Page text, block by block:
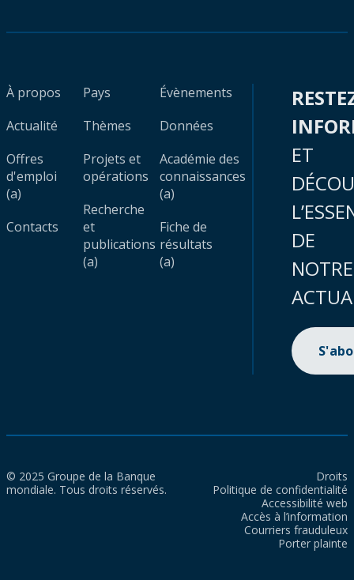
À propos
Actualité
Offres
d'emploi
(a)
Contacts
Pays
Thèmes
Projets et
opérations
Recherche
et
publications
(a)
Évènements
Données
Académie des
connaissances
(a)
Fiche de
résultats
(a)
ET
DE
NOTRE
© 2025 Groupe de la Banque
mondiale. Tous droits réservés.
Droits
Politique de confidentialité
Accessibilité web
Accès à l’information
Courriers frauduleux
Porter plainte